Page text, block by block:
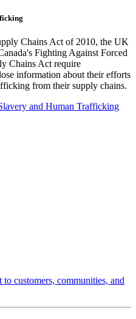
Chains Act of 2010, the UK
Fighting Against Forced
Chains Act require
information about their efforts
from their supply chains.
and Human Trafficking
customers, communities, and